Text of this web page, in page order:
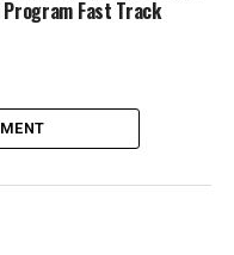
Program Fast Track